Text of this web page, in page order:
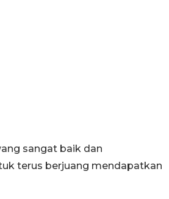
sangat baik dan
terus berjuang mendapatkan